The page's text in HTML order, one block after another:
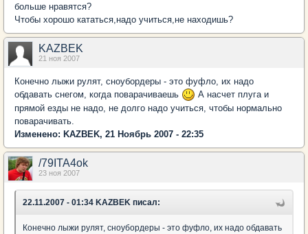
больше нравятся?
Чтобы хорошо кататься,надо учиться,не находишь?
KAZBEK
21 ноя 2007
Конечно лыжи рулят, сноубордеры - это фуфло, их надо
обдавать снегом, когда поварачиваешь
А насчет плуга и
прямой езды не надо, не долго надо учиться, чтобы нормально
поварачивать.
Изменено: KAZBEK, 21 Ноябрь 2007 - 22:35
/79ITA4ok
23 ноя 2007
22.11.2007 - 01:34 KAZBEK писал:
Конечно лыжи рулят, сноубордеры - это фуфло, их надо обдавать